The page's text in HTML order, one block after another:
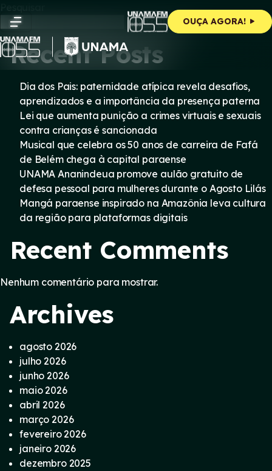
content
OUÇA AGORA!
Pesquisar
Pesquisar
Recent Posts
Dia dos Pais: paternidade atípica revela desafios,
aprendizados e a importância da presença paterna
Lei que aumenta punição a crimes virtuais e sexuais
contra crianças é sancionada
Musical que celebra os 50 anos de carreira de Fafá
de Belém chega à capital paraense
UNAMA Ananindeua promove aulão gratuito de
defesa pessoal para mulheres durante o Agosto Lilás
Mangá paraense inspirado na Amazônia leva cultura
da região para plataformas digitais
Recent Comments
Nenhum comentário para mostrar.
Archives
agosto 2026
julho 2026
junho 2026
maio 2026
abril 2026
março 2026
fevereiro 2026
janeiro 2026
dezembro 2025